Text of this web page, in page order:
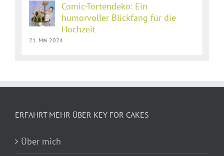
Comic-Tortendeko: Ein
humorvoller Blickfang für die
Hochzeit
21. Mai 2024
ERFAHRT MEHR ÜBER KEY FOR CAKES
Über mich